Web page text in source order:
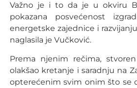
Važno je i to da je u okviru
pokazana posvećenost
energetske zajednice i
naglasila je Vučković.
Prema njenim rečima,
olakšao kretanje i saradnju na
opterećenim svim onim što se